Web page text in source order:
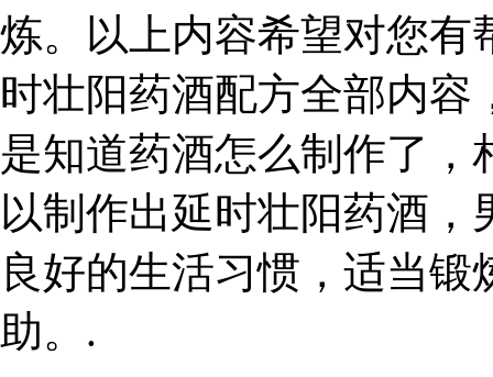
炼。以上内容希望对您有
时壮阳药酒配方全部内
是知道药酒怎么制作了
以制作出延时壮阳药酒
良好的生活习惯，适当
助。.